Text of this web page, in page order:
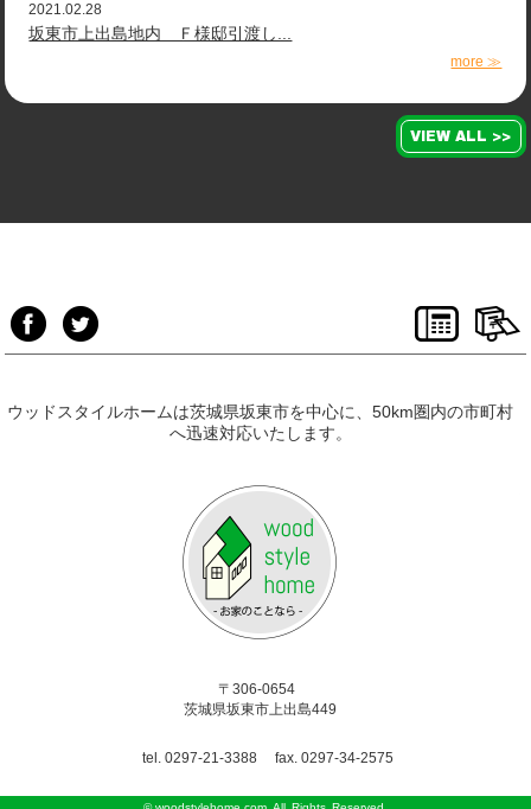
2021.02.28
坂東市上出島地内 Ｆ様邸引渡し...
more ≫
VIEW ALL >>
ウッドスタイルホームは茨城県坂東市を中心に、50km圏内の市町村
へ迅速対応いたします。
〒306-0654
茨城県坂東市上出島449
tel. 0297-21-3388 fax. 0297-34-2575